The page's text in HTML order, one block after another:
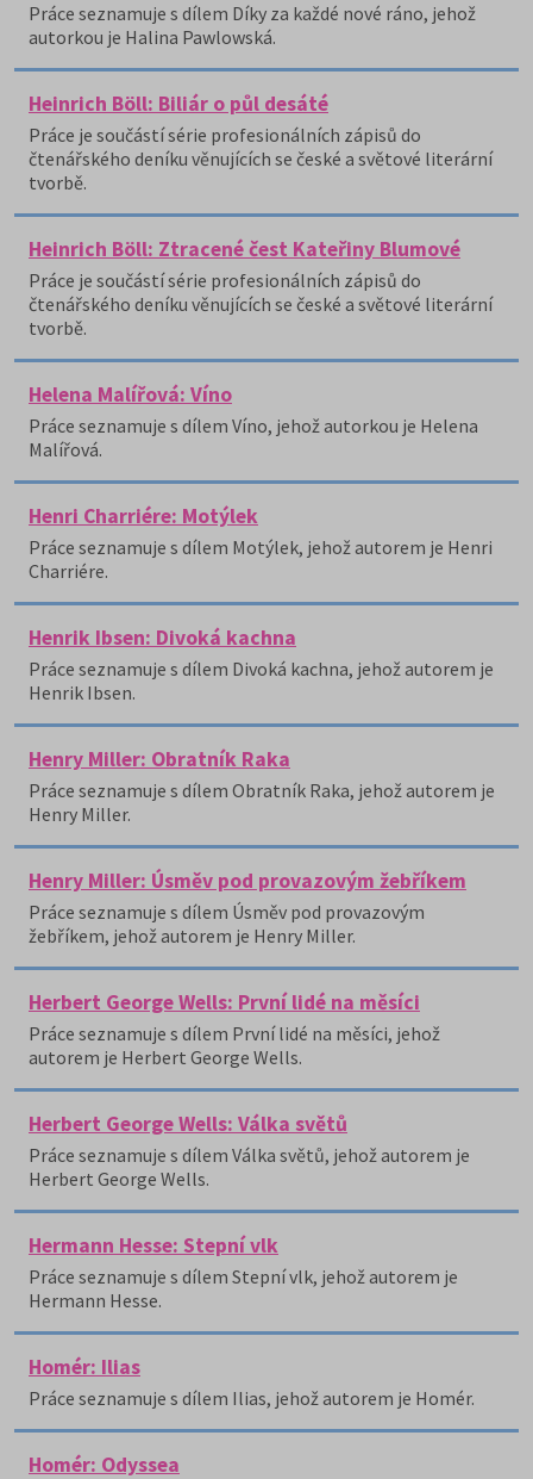
Práce seznamuje s dílem Díky za každé nové ráno, jehož
autorkou je Halina Pawlowská.
Heinrich Böll: Biliár o půl desáté
Práce je součástí série profesionálních zápisů do
čtenářského deníku věnujících se české a světové literární
tvorbě.
Heinrich Böll: Ztracené čest Kateřiny Blumové
Práce je součástí série profesionálních zápisů do
čtenářského deníku věnujících se české a světové literární
tvorbě.
Helena Malířová: Víno
Práce seznamuje s dílem Víno, jehož autorkou je Helena
Malířová.
Henri Charriére: Motýlek
Práce seznamuje s dílem Motýlek, jehož autorem je Henri
Charriére.
Henrik Ibsen: Divoká kachna
Práce seznamuje s dílem Divoká kachna, jehož autorem je
Henrik Ibsen.
Henry Miller: Obratník Raka
Práce seznamuje s dílem Obratník Raka, jehož autorem je
Henry Miller.
Henry Miller: Úsměv pod provazovým žebříkem
Práce seznamuje s dílem Úsměv pod provazovým
žebříkem, jehož autorem je Henry Miller.
Herbert George Wells: První lidé na měsíci
Práce seznamuje s dílem První lidé na měsíci, jehož
autorem je Herbert George Wells.
Herbert George Wells: Válka světů
Práce seznamuje s dílem Válka světů, jehož autorem je
Herbert George Wells.
Hermann Hesse: Stepní vlk
Práce seznamuje s dílem Stepní vlk, jehož autorem je
Hermann Hesse.
Homér: Ilias
Práce seznamuje s dílem Ilias, jehož autorem je Homér.
Homér: Odyssea